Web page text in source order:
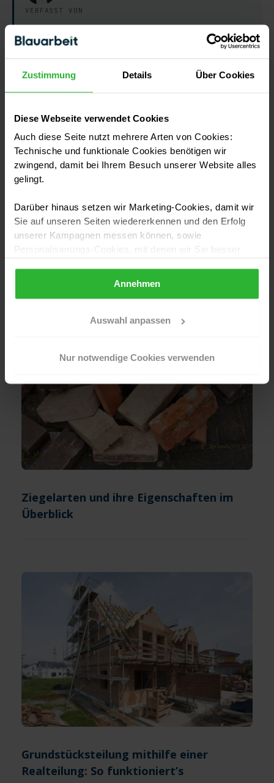
Zustimmung Details Über Cookies
Diese Webseite verwendet Cookies
Auch diese Seite nutzt mehrere Arten von Cookies:
Technische und funktionale Cookies benötigen wir
zwingend, damit bei Ihrem Besuch unserer Website alles
gelingt.
Darüber hinaus setzen wir Marketing-Cookies, damit wir
Sie auf unseren Seiten wiedererkennen und den Erfolg
unserer Kampagnen messen können, sowie
Personalisierungs-Cookies, mit denen wir Sie besser
jederzeit über Ihren Browser tun. Sie können natürlich
das Funktionieren unserer Seite zwingend erforderlich
Sind Sie über 16? Dann willigen Sie mit „Annehmen“ in
die Nutzung aller Cookies ein – und schon gehts weiter.
Annehmen
Auswahl anpassen
Nur notwendige Cookies verwenden
VERFASST VON
Alexander Oberst
Redakteur für Auftragsvergabe
Stimmen der Redaktion. Sein Thema ist die
Handwerksbetrieben: Angebote vergleichen, Aufträge
sicher vergeben, Gewährleistung und Anfahrtskosten
richtig einordnen. Sein Blick ist dabei immer der des
Auftraggebers: Was muss ich wissen, bevor ich
So entstehen unsere Ratgeber
Weiterlesen
Ziegelarten und ihre Eigenschaften im
Überblick
Grundstücksteilung mithilfe einer
Realteilung: So funktioniert’s